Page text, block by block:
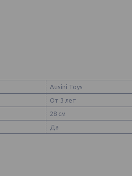
Ausini Toys
От 3 лет
28 см
Да